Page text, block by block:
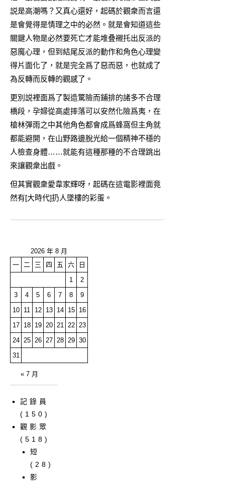
説是高潮嗎？又真心還好，起碼於觀衆而言還
是會覺得是情理之中的必然。就是會知道這些
關鍵人物是必然要死亡才能堆叠襯托出反派的
惡魔心理，但到結尾反派的動作和角色心理變
得片面化了，就是完全爲了惡而惡，也就成了
為反轉而反轉的觀感了。
更別説裡面爲了製造驚險而鋪排的諸多不合理
橋段，孕婦從高處摔落可以安然化險爲夷，在
槍林彈雨之中其他角色都會成爲蜂窩但主角就
都能避開，在山野路邊脫光給一個精神不穩的
人檢查身體……就能有這種那種的不合理跳出
來讓觀衆出戲。
但其實觀衆愛韋家輝呀，起碼在這電影裡面竟
然有[大時代]扔人墜樓的彩蛋。
2026 年 8 月
一 二 三 四 五 六
日
1
2
3
4 5 6 7 8
9
10
11 12 13 14 15
16
17
18 19 20 21 22 23
24 25 26 27 28 29 30
31
« 7 月
記錄員
(150)
觀影眾
(518)
短
(28)
影